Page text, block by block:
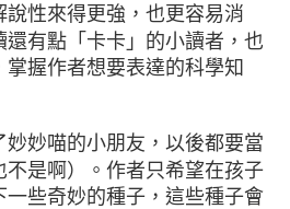
說性來得更強，也更容易消
有點「卡卡」的小讀者，也
握作者想要表達的科學知
妙喵的小朋友，以後都要當
不是啊）。作者只希望在孩子
些奇妙的種子，這些種子會